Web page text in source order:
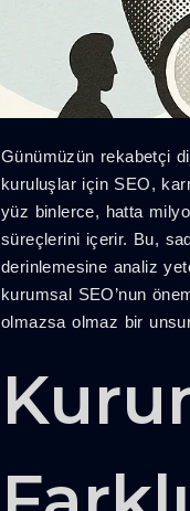
Günümüzün rekabetçi
kuruluşlar için SEO,
yüz binlerce, hatta
süreçlerini içerir. Bu,
derinlemesine analiz
kurumsal SEO’nun
olmazsa olmaz bir